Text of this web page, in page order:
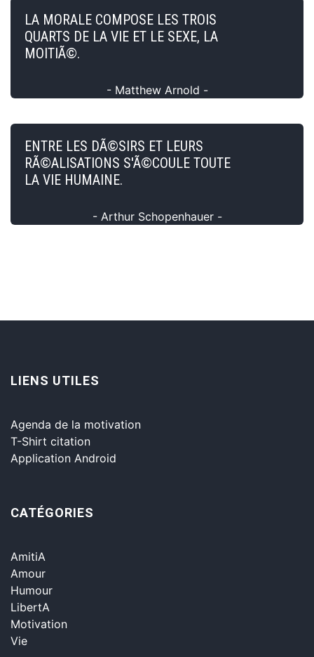
LA MORALE COMPOSE LES TROIS
QUARTS DE LA VIE ET LE SEXE, LA
MOITIÃ©.
- Matthew Arnold -
ENTRE LES DÃ©SIRS ET LEURS
RÃ©ALISATIONS S'Ã©COULE TOUTE
LA VIE HUMAINE.
- Arthur Schopenhauer -
LIENS UTILES
Agenda de la motivation
T-Shirt citation
Application Android
CATÉGORIES
AmitiA
Amour
Humour
LibertA
Motivation
Vie